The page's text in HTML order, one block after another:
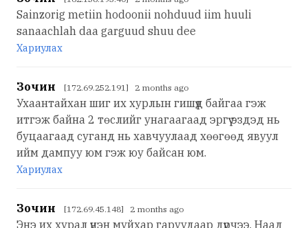
Sainzorig metiin hodoonii nohduud iim huuli
sanaachlah daa garguud shuu dee
Хариулах
Зочин [172.69.252.191] 2 months ago
Ухаантайхан шиг их хурлын гишүүд байгаа гэж
итгэж байна 2 төслийг унагаагаад эргүү эздэд нь
буцаагаад суганд нь хавчуулаад хөөгөөд явуул
ийм дампуу юм гэж юу байсан юм.
Хариулах
Зочин [172.69.45.148] 2 months ago
Энэ их хурал үнэн муйхар гаруудаар дүүрчээ. Наад